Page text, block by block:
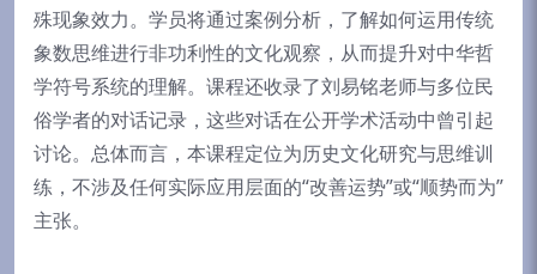
殊现象效力。学员将通过案例分析，了解如何运用传统
象数思维进行非功利性的文化观察，从而提升对中华哲
学符号系统的理解。课程还收录了刘易铭老师与多位民
俗学者的对话记录，这些对话在公开学术活动中曾引起
讨论。总体而言，本课程定位为历史文化研究与思维训
练，不涉及任何实际应用层面的“改善运势”或“顺势而为”
主张。